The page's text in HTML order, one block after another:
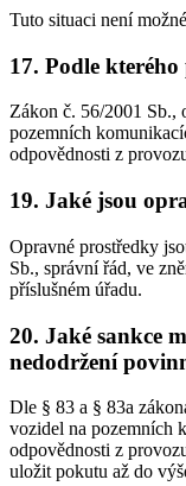
Tuto situaci není
17. Podle
Zákon č. 56/2001 Sb.,
pozemních
odpovědnosti z
19. Jaké jsou
Opravné prostředky
Sb., správní řád, ve
příslušném úřadu.
20. Jaké sankce
nedodržení
Dle § 83 a § 83a
vozidel na pozemních
odpovědnosti z
uložit pokutu až do